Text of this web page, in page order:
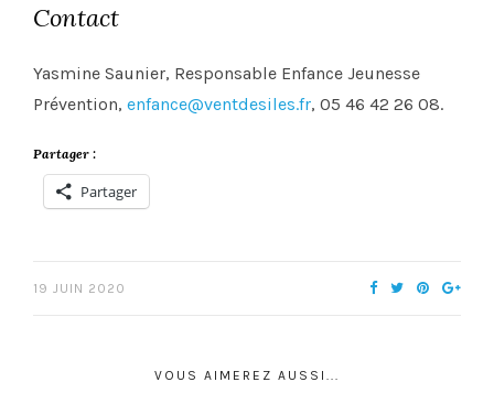
Contact
Yasmine Saunier, Responsable Enfance Jeunesse
Prévention, enfance@ventdesiles.fr, 05 46 42 26 08.
Partager :
Partager
19 JUIN 2020
VOUS AIMEREZ AUSSI...